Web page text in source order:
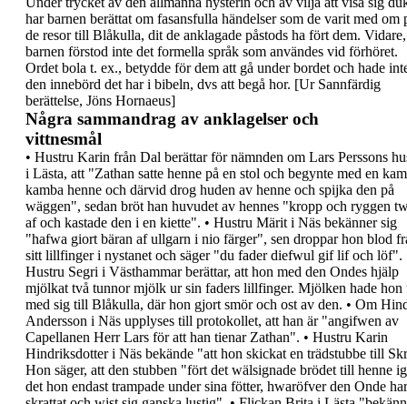
har barnen berättat om fasansfulla händelser som de varit med om
de resor till Blåkulla, dit de anklagade påstods ha fört dem. Vidare,
barnen förstod inte det formella språk som användes vid förhöret.
Ordet bola t. ex., betydde för dem att gå under bordet och hade
den innebörd det har i bibeln, dvs att begå hor. [Ur Sannfärdig
berättelse, Jöns Hornaeus]
Några sammandrag av anklagelser och
vittnesmål
• Hustru Karin från Dal berättar för nämnden om Lars Perssons
i Lästa, att "Zathan satte henne på en stol och begynte med en
kamba henne och därvid drog huden av henne och spijka den på
wäggen", sedan bröt han huvudet av hennes "kropp och ryggen
af och kastade den i en kiette". • Hustru Märit i Näs bekänner sig
"hafwa giort bäran af ullgarn i nio färger", sen droppar hon blod
sitt lillfinger i nystanet och säger"du faderdiefwul gif lif och löf".
Hustru Segri i Västhammar berättar, att hon med den Ondes hjälp
mjölkat två tunnor mjölk ur sin faders lillfinger. Mjölken hade hon
med sig till Blåkulla, där hon gjort smör och ost av den. • Om
Andersson i Näs upplyses till protokollet, att han är "angifwen av
Capellanen HerrLars för att han tienar Zathan". • Hustru Karin
Hindriksdotteri Näs bekände "att hon skickat en trädstubbe till
Hon säger, att den stubben "fört det wälsignade brödet till henne
det hon endast trampade under sina fötter, hwaröfver den Onde har